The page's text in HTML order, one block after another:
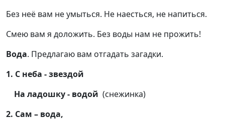
Без неё вам не умыться. Не наесться, не напиться.
Смею вам я доложить. Без воды нам не прожить!
Вода. Предлагаю вам отгадать загадки.
1. С неба - звездой
На ладошку - водой (снежинка)
2. Сам – вода,